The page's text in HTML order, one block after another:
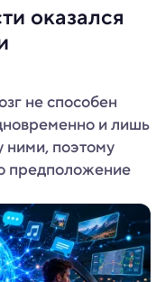
оказался
не способен
и лишь
поэтому
предположение